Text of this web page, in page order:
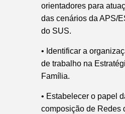
orientadores para
das cenários da APS/
do SUS.
• Identificar a
de trabalho na
Família.
• Estabelecer o papel
composição de Redes